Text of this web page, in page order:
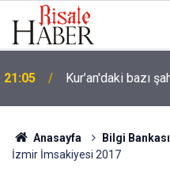
20:02
kin kustu
Anasayfa Bilgi Bankası
İzmir İmsakiyesi 2017